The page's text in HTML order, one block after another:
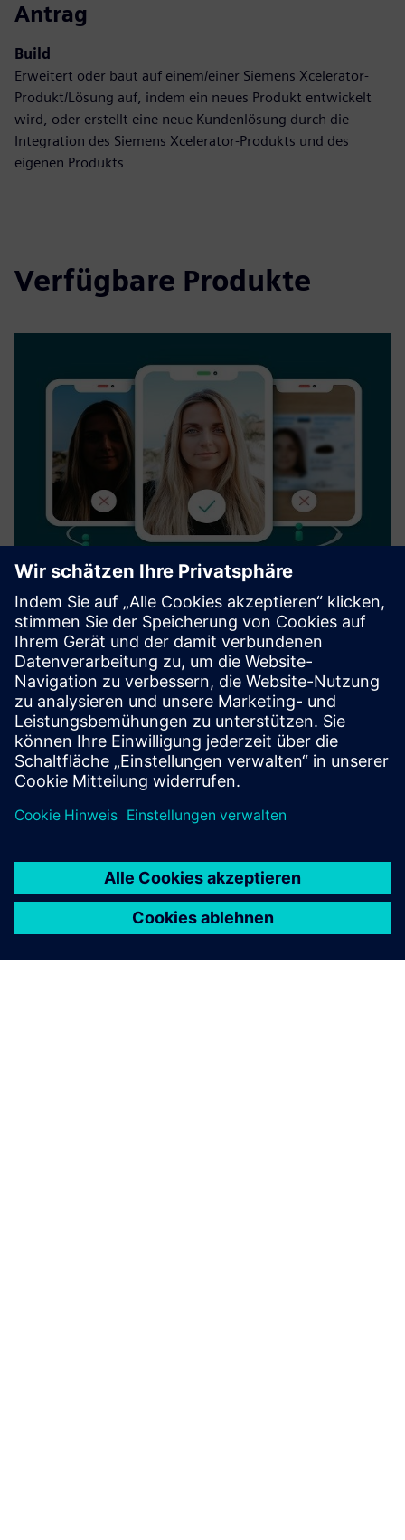
Antrag
Build
Erweitert oder baut auf einem/einer Siemens Xcelerator-
Produkt/Lösung auf, indem ein neues Produkt entwickelt
wird, oder erstellt eine neue Kundenlösung durch die
Integration des Siemens Xcelerator-Produkts und des
eigenen Produkts
Verfügbare Produkte
Verification service
Veriff is a global online identity verification company that
protects businesses and their customers from online
identity fraud by leveraging artificial. Founded in 2015,
Veriff serves a global portfolio of internet businesses wor...
Mehr erfahren